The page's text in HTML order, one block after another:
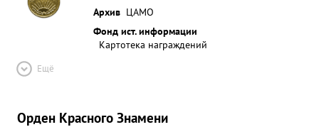
Архив ЦАМО
Фонд ист. информации
Картотека награждений
Ещё
Орден Красного Знамени